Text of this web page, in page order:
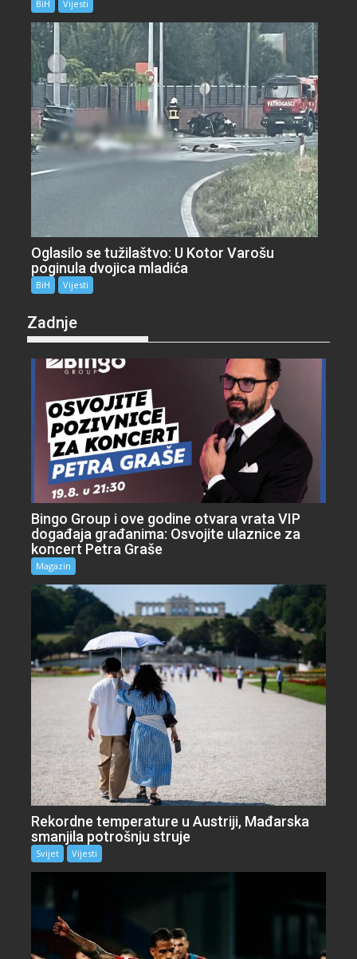
BiH Vijesti
Oglasilo se tužilaštvo: U Kotor Varošu
poginula dvojica mladića
BiH Vijesti
Zadnje
Bingo Group i ove godine otvara vrata VIP
događaja građanima: Osvojite ulaznice za
koncert Petra Graše
Magazin
Rekordne temperature u Austriji, Mađarska
smanjila potrošnju struje
Svijet Vijesti